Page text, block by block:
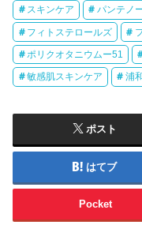
スキンケア パンテノ
フィトステロールズ
ポリクオタニウムー51
敏感肌スキンケア 浦
ポスト
はてブ
Pocket